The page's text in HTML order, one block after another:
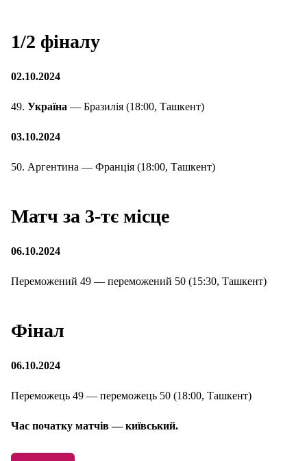
1/2 фіналу
02.10.2024
49. Україна — Бразилія (18:00, Ташкент)
03.10.2024
50. Аргентина — Франція (18:00, Ташкент)
Матч за 3-тє місце
06.10.2024
Переможений 49 — переможений 50 (15:30, Ташкент)
Фінал
06.10.2024
Переможець 49 — переможець 50 (18:00, Ташкент)
Час початку матчів — київський.